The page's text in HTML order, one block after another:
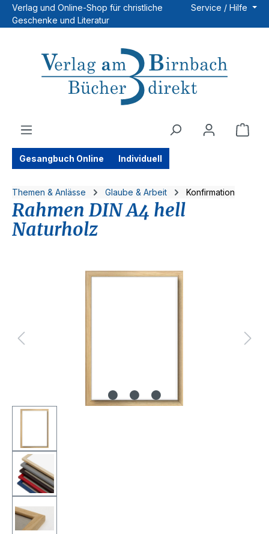
Zum Hauptinhalt springen
Verlag und Online-Shop für christliche
Geschenke und Literatur
Service / Hilfe
Gesangbuch Online Individuell
Themen & Anlässe Glaube & Arbeit Konfirmation
Rahmen DIN A4 hell
Naturholz
Bildergalerie überspringen